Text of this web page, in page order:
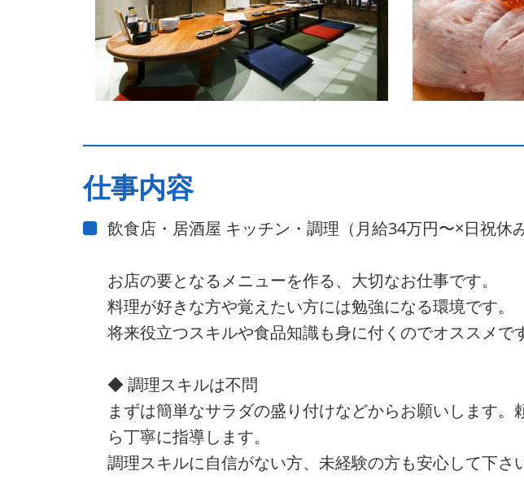
仕事内容
飲食店・居酒屋 キッチン・調理（月給34万円〜×日祝休
お店の要となるメニューを作る、大切なお仕事です。
料理が好きな方や覚えたい方には勉強になる環境です。
将来役立つスキルや食品知識も身に付くのでオススメで
◆ 調理スキルは不問
まずは簡単なサラダの盛り付けなどからお願いします
ら丁寧に指導します。
調理スキルに自信がない方、未経験の方も安心して下さ